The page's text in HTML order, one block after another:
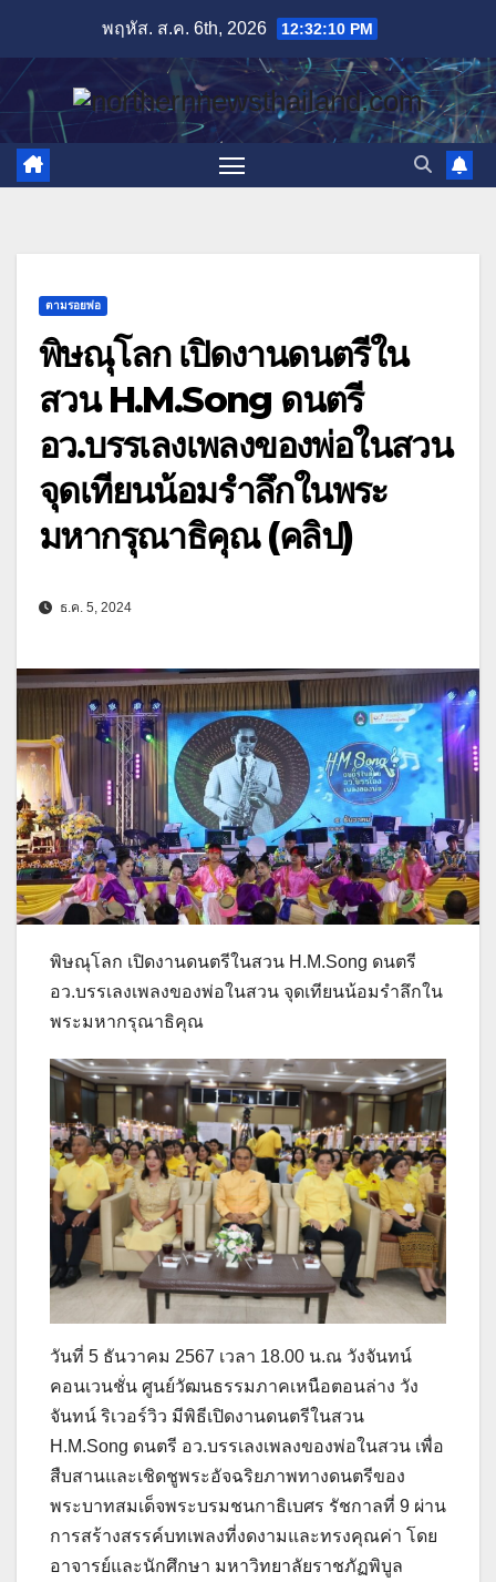
content
พฤหัส. ส.ค. 6th, 2026 12:32:12 PM
ตามรอยพ่อ
พิษณุโลก เปิดงานดนตรีใน
สวน H.M.Song ดนตรี
อว.บรรเลงเพลงของพ่อในสวน
จุดเทียนน้อมรำลึกในพระ
มหากรุณาธิคุณ (คลิป)
ธ.ค. 5, 2024
พิษณุโลก เปิดงานดนตรีในสวน H.M.Song ดนตรี
อว.บรรเลงเพลงของพ่อในสวน จุดเทียนน้อมรำลึกใน
พระมหากรุณาธิคุณ
วันที่ 5 ธันวาคม 2567 เวลา 18.00 น.ณ วังจันทน์
คอนเวนชั่น ศูนย์วัฒนธรรมภาคเหนือตอนล่าง วัง
จันทน์ ริเวอร์วิว มีพิธีเปิดงานดนตรีในสวน
H.M.Song ดนตรี อว.บรรเลงเพลงของพ่อในสวน เพื่อ
สืบสานและเชิดชูพระอัจฉริยภาพทางดนตรีของ
พระบาทสมเด็จพระบรมชนกาธิเบศร รัชกาลที่ 9 ผ่าน
การสร้างสรรค์บทเพลงที่งดงามและทรงคุณค่า โดย
อาจารย์และนักศึกษา มหาวิทยาลัยราชภัฏพิบูล